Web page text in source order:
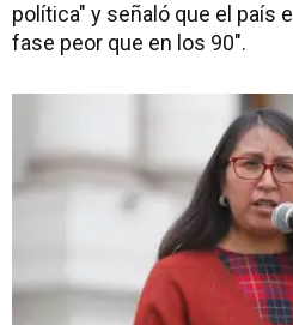
política" y señaló que el país
fase peor que en los 90".